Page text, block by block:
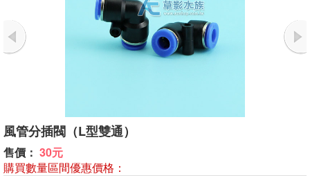
風管分插閥（L型雙通）
售價： 30元
購買數量區間優惠價格：